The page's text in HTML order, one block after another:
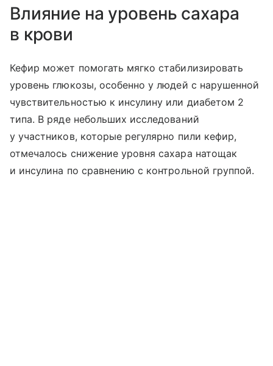
Влияние на уровень сахара
в крови
Кефир может помогать мягко стабилизировать
уровень глюкозы, особенно у людей с нарушенной
чувствительностью к инсулину или диабетом 2
типа. В ряде небольших исследований
у участников, которые регулярно пили кефир,
отмечалось снижение уровня сахара натощак
и инсулина по сравнению с контрольной группой.